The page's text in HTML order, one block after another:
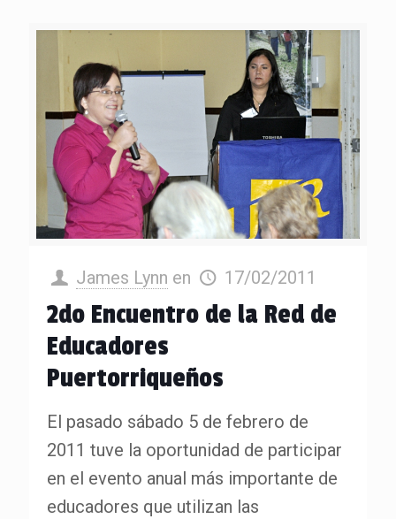
James Lynn en 17/02/2011
2do Encuentro de la Red de
Educadores
Puertorriqueños
El pasado sábado 5 de febrero de
2011 tuve la oportunidad de participar
en el evento anual más importante de
educadores que utilizan las